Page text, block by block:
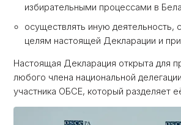
избирательными процессами в
осуществлять иную деятельность,
целям настоящей Декларации и
Настоящая Декларация открыта для
любого члена национальной
участника ОБСЕ, который разделяет